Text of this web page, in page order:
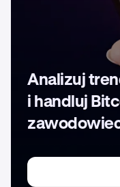
Analizuj
i handluj